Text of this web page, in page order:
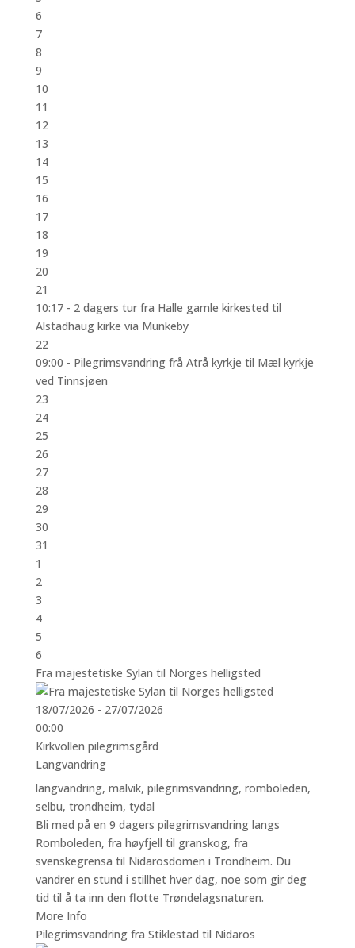
6
7
8
9
10
11
12
13
14
15
16
17
18
19
20
21
10:17 - 2 dagers tur fra Halle gamle kirkested til
Alstadhaug kirke via Munkeby
22
09:00 - Pilegrimsvandring frå Atrå kyrkje til Mæl kyrkje
ved Tinnsjøen
23
24
25
26
27
28
29
30
31
1
2
3
4
5
6
Fra majestetiske Sylan til Norges helligsted
18/07/2026 - 27/07/2026
00:00
Kirkvollen pilegrimsgård
Langvandring
langvandring, malvik, pilegrimsvandring, romboleden,
selbu, trondheim, tydal
Bli med på en 9 dagers pilegrimsvandring langs
Romboleden, fra høyfjell til granskog, fra
svenskegrensa til Nidarosdomen i Trondheim. Du
vandrer en stund i stillhet hver dag, noe som gir deg
tid til å ta inn den flotte Trøndelagsnaturen.
More Info
Pilegrimsvandring fra Stiklestad til Nidaros